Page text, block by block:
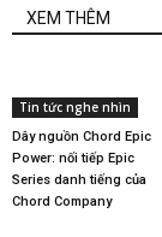
XEM THÊM
Tin tức nghe nhìn
Dây nguồn Chord Epic
Power: nối tiếp Epic
Series danh tiếng của
Chord Company